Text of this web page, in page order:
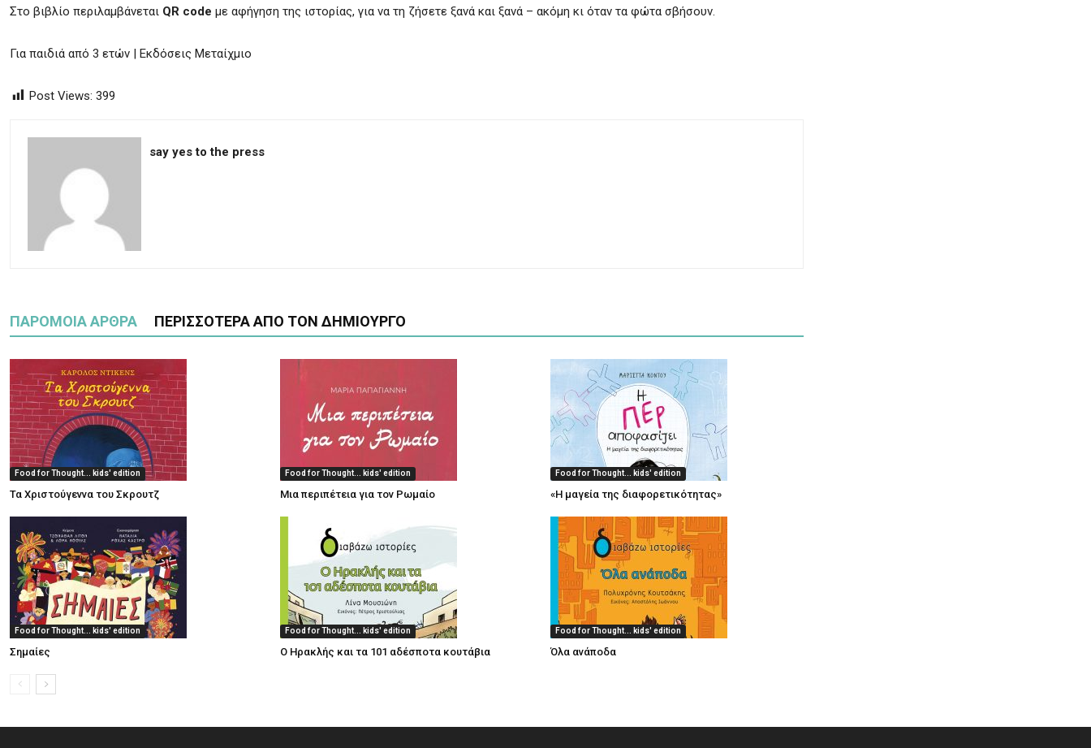
Στο βιβλίο περιλαμβάνεται QR code με αφήγηση της ιστορίας, για να τη ζήσετε ξανά και ξανά – ακόμη κι όταν τα φώτα σβήσουν.
Για παιδιά από 3 ετών | Εκδόσεις Μεταίχμιο
Post Views: 399
say yes to the press
ΠΑΡΟΜΟΙΑ ΑΡΘΡΑ ΠΕΡΙΣΣΟΤΕΡΑ ΑΠΟ ΤΟΝ ΔΗΜΙΟΥΡΓΟ
Food for Thought... kids' edition
Τα Χριστούγεννα του Σκρουτζ
Food for Thought... kids' edition
Μια περιπέτεια για τον Ρωμαίο
Food for Thought... kids' edition
«Η μαγεία της διαφορετικότητας»
Food for Thought... kids' edition
Σημαίες
Food for Thought... kids' edition
Ο Ηρακλής και τα 101 αδέσποτα κουτάβια
Food for Thought... kids' edition
Όλα ανάποδα